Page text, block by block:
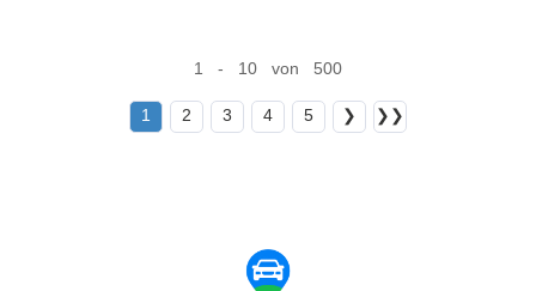
1 - 10 von 500
1 2 3 4 5 ❯ ❯❯